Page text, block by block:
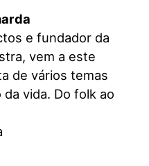
e fundador da
vem a este
de vários temas
vida. Do folk ao